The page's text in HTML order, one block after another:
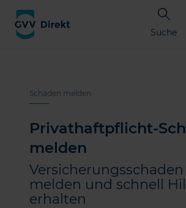
Suche
Schaden melden
Privathaftpflicht-
melden
melden und schnell
erhalten